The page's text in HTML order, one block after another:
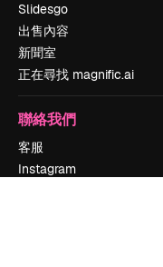
Slidesgo
出售內容
新聞室
正在尋找 magnific.ai
聯絡我們
客服
Instagram